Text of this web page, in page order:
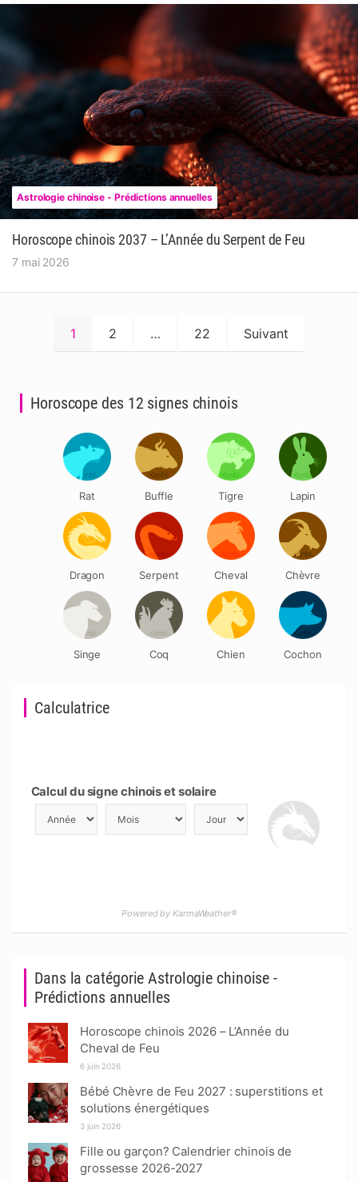
Astrologie chinoise - Prédictions annuelles
Horoscope chinois 2037 – L’Année du Serpent de Feu
7 mai 2026
Pagination
1 2 … 22 Suivant
Dans la catégorie Astrologie chinoise -
Prédictions annuelles
Horoscope chinois 2026 – L’Année du
Cheval de Feu
6 juin 2026
Bébé Chèvre de Feu 2027 : superstitions et
solutions énergétiques
3 juin 2026
Fille ou garçon? Calendrier chinois de
grossesse 2026-2027
Calculatrice
Calcul du signe chinois et solaire
Powered by KarmaWeather®
Horoscope des 12 signes chinois
Rat Buffle Tigre Lapin
Dragon Serpent Cheval Chèvre
Singe Coq Chien Cochon